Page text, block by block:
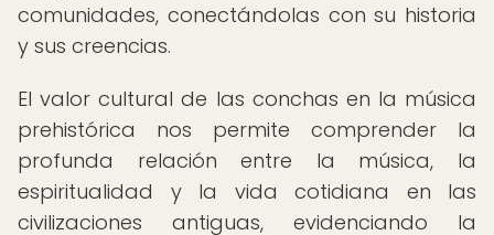
comunidades, conectándolas con su historia
y sus creencias.
El valor cultural de las conchas en la música
prehistórica nos permite comprender la
profunda relación entre la música, la
espiritualidad y la vida cotidiana en las
civilizaciones antiguas, evidenciando la